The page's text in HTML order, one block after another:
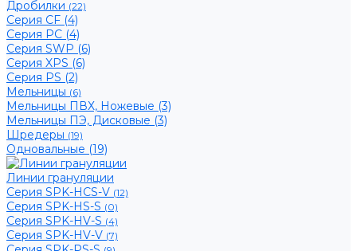
Дробилки (22)
Серия CF (4)
Серия PC (4)
Серия SWP (6)
Серия XPS (6)
Серия PS (2)
Мельницы (6)
Мельницы ПВХ, Ножевые (3)
Мельницы ПЭ, Дисковые (3)
Шредеры (19)
Одновальные (19)
Линии грануляции
Серия SPK-HCS-V (12)
Серия SPK-HS-S (0)
Серия SPK-HV-S (4)
Серия SPK-HV-V (7)